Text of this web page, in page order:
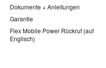
Dokumente + Anleitungen
Garantie
Flex Mobile Power Rückruf (auf
Englisch)